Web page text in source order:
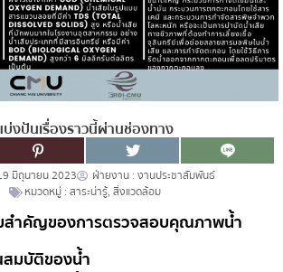
บ่งปันเรื่องราวนี้ผ่านช่องทาง
มิถุนายน 2023 ฝ่ายงาน : งานประชาสัมพันธ์
หมวดหมู่ : สาระน่ารู้, สิ่งแวดล้อม
มสำคัญของการตรวจสอบคุณภาพน้ำ
มบัติของน้ำ